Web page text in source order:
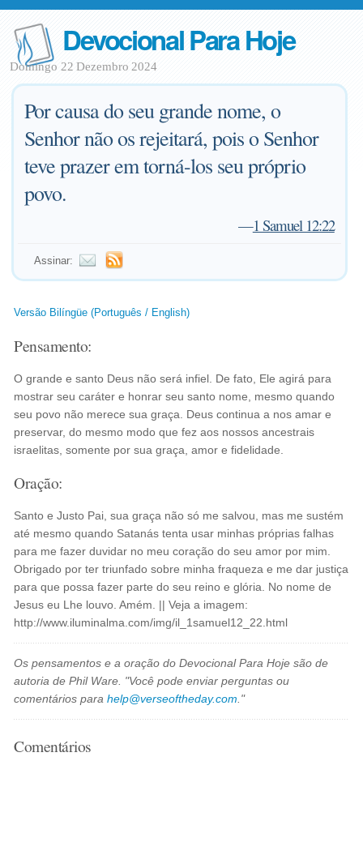
Devocional Para Hoje
Domingo 22 Dezembro 2024
Por causa do seu grande nome, o
Senhor não os rejeitará, pois o Senhor
teve prazer em torná-los seu próprio
povo.
—1 Samuel 12:22
Assinar:
Versão Bilíngüe (Português / English)
Pensamento:
O grande e santo Deus não será infiel. De fato, Ele agirá para
mostrar seu caráter e honrar seu santo nome, mesmo quando
seu povo não merece sua graça. Deus continua a nos amar e
preservar, do mesmo modo que fez aos nossos ancestrais
israelitas, somente por sua graça, amor e fidelidade.
Oração:
Santo e Justo Pai, sua graça não só me salvou, mas me sustém
até mesmo quando Satanás tenta usar minhas próprias falhas
para me fazer duvidar no meu coração do seu amor por mim.
Obrigado por ter triunfado sobre minha fraqueza e me dar justiça
para que possa fazer parte do seu reino e glória. No nome de
Jesus eu Lhe louvo. Amém. || Veja a imagem:
http://www.iluminalma.com/img/il_1samuel12_22.html
Os pensamentos e a oração do Devocional Para Hoje são de
autoria de Phil Ware. "Você pode enviar perguntas ou
comentários parahelp@verseoftheday.com ."
Comentários